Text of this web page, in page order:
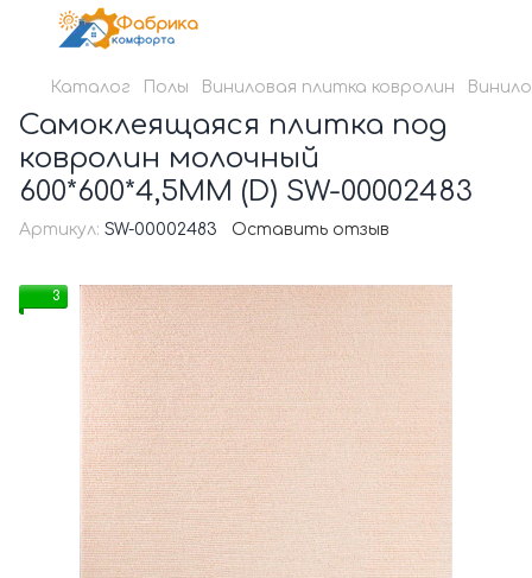
Каталог Полы Виниловая плитка ковролин
Самоклеящаяся плитка под
ковролин молочный
600*600*4,5MM (D) SW-00002483
Артикул: SW-00002483 Оставить отзыв
3